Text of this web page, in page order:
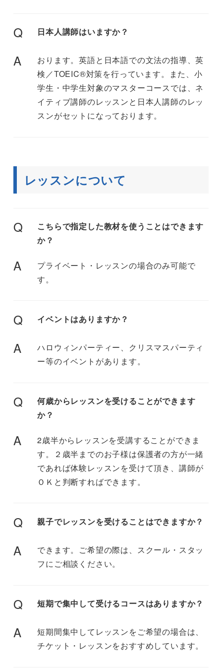
Q 日本人講師はいますか？
A
おります。英語と日本語での文法の指導、英
検／TOEIC®対策を行っています。また、小
学生・中学生対象のマスターコースでは、ネ
イティブ講師のレッスンと日本人講師のレッ
スンがセットになっております。
レッスンについて
Q
こちらで指定した教材を使うことはできます
か？
A
プライベート・レッスンの場合のみ可能で
す。
Q イベントはありますか？
A
ハロウィンパーティー、クリスマスパーティ
ー等のイベントがあります。
Q
何歳からレッスンを受けることができます
か？
A
2歳半からレッスンを受講することができま
す。２歳半までのお子様は保護者の方が一緒
であれば体験レッスンを受けて頂き、講師が
ＯＫと判断すればできます。
Q 親子でレッスンを受けることはできますか？
A
できます。ご希望の際は、スクール・スタッ
フにご相談ください。
Q 短期で集中して受けるコースはありますか？
A
短期間集中してレッスンをご希望の場合は、
チケット・レッスンをおすすめしています。